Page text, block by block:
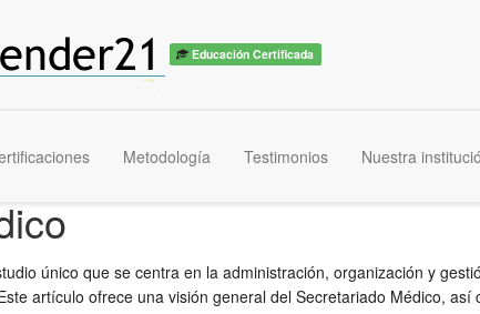
Educación Certificada
Metodología Testimonios Nuestra
único que se centra en la administración, organización y
artículo ofrece una visión general del Secretariado Médico,